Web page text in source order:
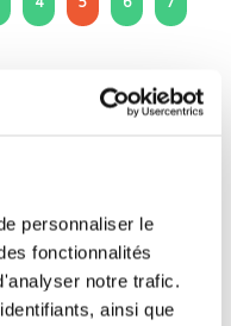
personnaliser le
fonctionnalités
notre trafic.
ainsi que
dans le bon